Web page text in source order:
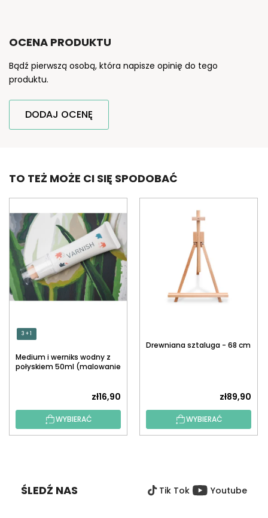
OCENA PRODUKTU
Bądź pierwszą osobą, która napisze opinię do tego
produktu.
DODAJ OCENĘ
TO TEŻ MOŻE CI SIĘ SPODOBAĆ
3 + 1
Medium i werniks wodny z
połyskiem 50ml (malowanie
zł16,90
WYBIERAĆ
Drewniana sztaluga - 68 cm
zł89,90
WYBIERAĆ
ŚLEDŹ NAS Tik Tok Youtube